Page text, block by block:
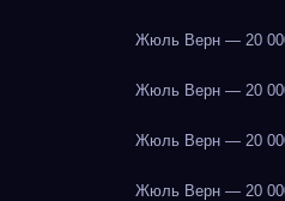
Жюль Верн — 20
Жюль Верн — 20
Жюль Верн — 20
Жюль Верн — 20